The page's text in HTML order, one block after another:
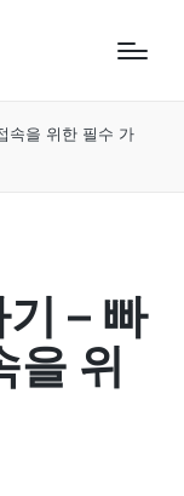
속을 위한 필수 가
– 빠
을 위